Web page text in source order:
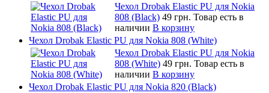
Чехол Drobak Elastic PU для Nokia
808 (Black) 49 грн. Товар есть в
наличии В корзину
Чехол Drobak Elastic PU для Nokia 808 (White)
Чехол Drobak Elastic PU для Nokia
808 (White) 49 грн. Товар есть в
наличии В корзину
Чехол Drobak Elastic PU для Nokia 820 (Black)